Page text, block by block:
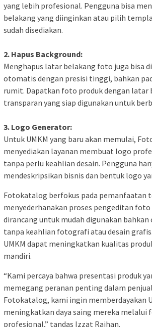
yang lebih profesional. Pengguna bisa
belakang yang diinginkan atau pilih
sudah disediakan.
2. Hapus Background:
Menghapus latar belakang foto juga bisa
otomatis dengan presisi tinggi, bahkan
rumit. Dapatkan foto produk dengan latar
transparan yang siap digunakan untuk
3. Logo Generator:
Untuk UMKM yang baru akan memulai,
menyediakan layanan membuat logo
tanpa perlu keahlian desain. Pengguna
mendeskripsikan bisnis dan bentuk logo
Fotokatalog berfokus pada pemanfaatan
menyederhanakan proses pengeditan
dirancang untuk mudah digunakan bahkan
tanpa keahlian fotografi atau desain
UMKM dapat meningkatkan kualitas
mandiri.
“Kami percaya bahwa presentasi produk
memegang peranan penting dalam
Fotokatalog, kami ingin memberdayakan
meningkatkan daya saing mereka melalui
profesional,” tandas Izzat Raihan.